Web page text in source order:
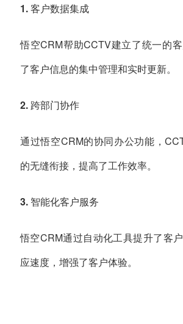
1. 客户数据集成
悟空CRM帮助CCTV建立了统一的
了客户信息的集中管理和实时更新。
2. 跨部门协作
通过悟空CRM的协同办公功能，
的无缝衔接，提高了工作效率。
3. 智能化客户服务
悟空CRM通过自动化工具提升了客
应速度，增强了客户体验。